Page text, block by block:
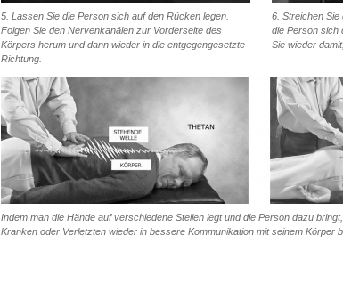
5. Lassen Sie die Person sich auf den Rücken legen.
Folgen Sie den Nervenkanälen zur Vorderseite des
Körpers herum und dann wieder in die entgegengesetzte
Richtung.
6. Streichen Sie
die Person sich
Sie wieder
Indem man die Hände auf verschiedene Stellen legt und die Person dazu
Kranken oder Verletzten wieder in bessere Kommunikation mit seinem Körper